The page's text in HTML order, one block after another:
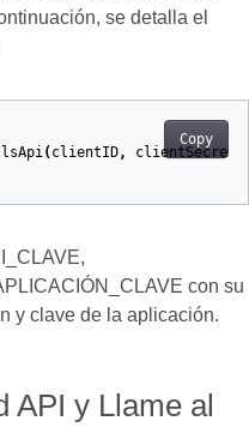
se detalla el
Copy
( clientID, clientSecret
con su
y clave de la aplicación.
API y Llame al